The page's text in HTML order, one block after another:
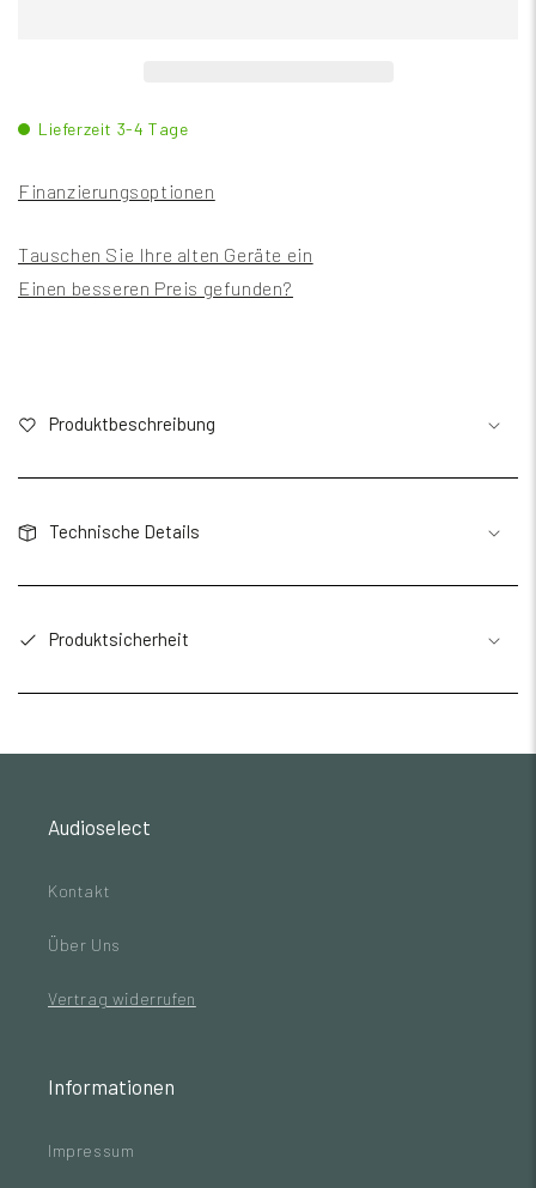
Lieferzeit 3-4 Tage
Finanzierungsoptionen
Tauschen Sie Ihre alten Geräte ein
Einen besseren Preis gefunden?
Produktbeschreibung
Technische Details
Produktsicherheit
Audioselect
Kontakt
Über Uns
Vertrag widerrufen
Informationen
Impressum